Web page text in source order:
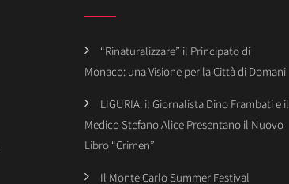
“Rinaturalizzare” il Principato di
Monaco: una Visione per la Città di Domani
LIGURIA: il Giornalista Dino Frambati e il
Medico Stefano Alice Presentano il Nuovo
Libro “Crimen”
Il Monte Carlo Summer Festival